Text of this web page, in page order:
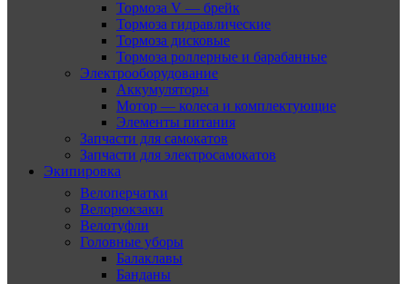
Тормоза V — брейк
Тормоза гидравлические
Тормоза дисковые
Тормоза роллерные и барабанные
Электрооборудование
Аккумуляторы
Мотор — колеса и комплектующие
Элементы питания
Запчасти для самокатов
Запчасти для электросамокатов
Экипировка
Велоперчатки
Велорюкзаки
Велотуфли
Головные уборы
Балаклавы
Банданы